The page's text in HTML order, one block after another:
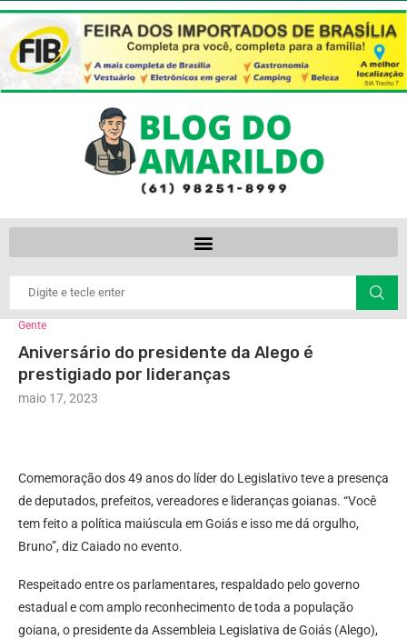
Gente
Aniversário do presidente da Alego é
prestigiado por lideranças
maio 17, 2023
Comemoração dos 49 anos do líder do Legislativo teve a presença
de deputados, prefeitos, vereadores e lideranças goianas. “Você
tem feito a política maiúscula em Goiás e isso me dá orgulho,
Bruno”, diz Caiado no evento.
Respeitado entre os parlamentares, respaldado pelo governo
estadual e com amplo reconhecimento de toda a população
goiana, o presidente da Assembleia Legislativa de Goiás (Alego),